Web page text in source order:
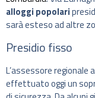
alloggi popolari
sarà esteso ad altre
Presidio fisso
L’assessore regionale
effettuato oggi un